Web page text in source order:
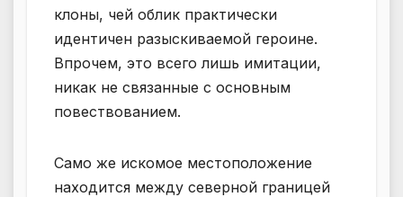
клоны, чей облик практически
идентичен разыскиваемой героине.
Впрочем, это всего лишь имитации,
никак не связанные с основным
повествованием.
Само же искомое местоположение
находится между северной границей